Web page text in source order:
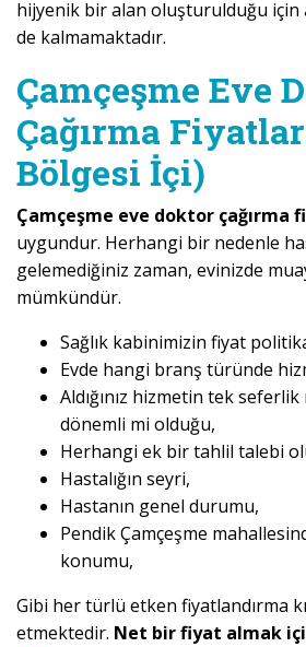
hijyenik bir alan oluşturulduğu için
de kalmamaktadır.
Çamçeşme Eve
Çağırma
Bölgesi İçi)
Çamçeşme eve doktor çağırma
uygundur. Herhangi bir nedenle
gelemediğiniz zaman, evinizde
mümkündür.
Sağlık kabinimizin fiyat
Evde hangi branş türünde
Aldığınız hizmetin tek
dönemli mi olduğu,
Herhangi ek bir tahlil talebi
Hastalığın seyri,
Hastanın genel durumu,
Pendik Çamçeşme
konumu,
Gibi her türlü etken fiyatlandırma
etmektedir. Net bir fiyat almak